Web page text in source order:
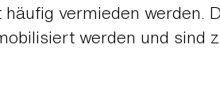
vermieden werden.
werden und sind